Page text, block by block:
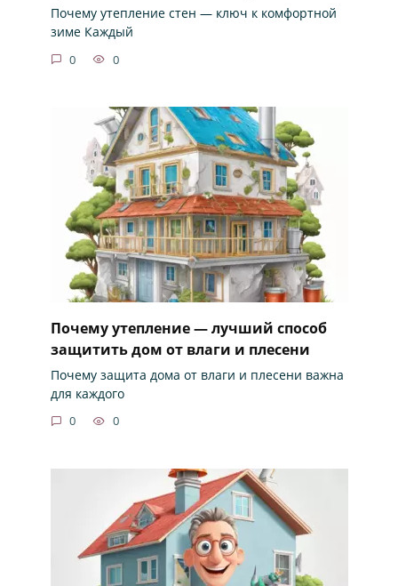
Почему утепление стен — ключ к комфортной
зиме Каждый
0 0
Почему утепление — лучший способ
защитить дом от влаги и плесени
Почему защита дома от влаги и плесени важна
для каждого
0 0